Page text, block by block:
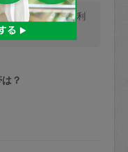
場合、毎週定
1回までキャ
も多く、日曜日の利
時点での更新)
？